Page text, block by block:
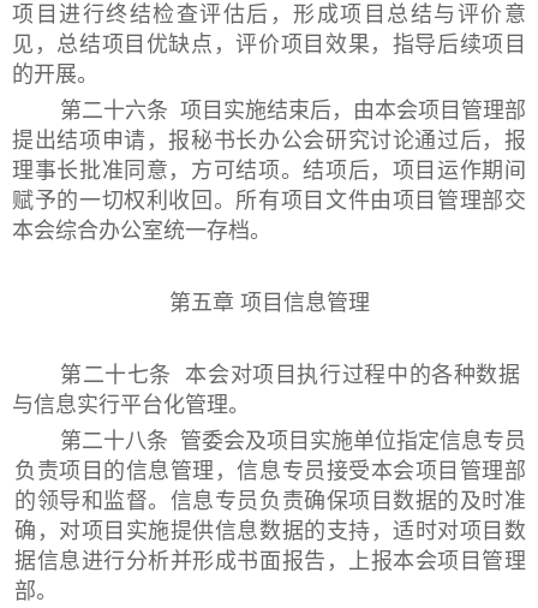
项目进行终结检查评估后，形成项目总结与评价意
见，总结项目优缺点，评价项目效果，指导后续项目
的开展。
第二十六条 项目实施结束后，由本会项目管理部
提出结项申请，报秘书长办公会研究讨论通过后，报
理事长批准同意，方可结项。结项后，项目运作期间
赋予的一切权利收回。所有项目文件由项目管理部交
本会综合办公室统一存档。
第五章 项目信息管理
第二十七条 本会对项目执行过程中的各种数据
与信息实行平台化管理。
第二十八条 管委会及项目实施单位指定信息专员
负责项目的信息管理，信息专员接受本会项目管理部
的领导和监督。信息专员负责确保项目数据的及时准
确，对项目实施提供信息数据的支持，适时对项目数
据信息进行分析并形成书面报告，上报本会项目管理
部。